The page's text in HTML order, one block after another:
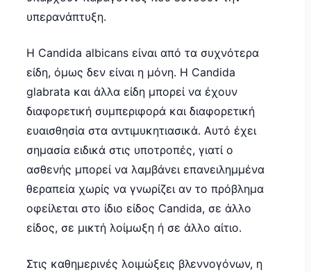
υπερανάπτυξη.
Η Candida albicans είναι από τα συχνότερα
είδη, όμως δεν είναι η μόνη. Η Candida
glabrata και άλλα είδη μπορεί να έχουν
διαφορετική συμπεριφορά και διαφορετική
ευαισθησία στα αντιμυκητιασικά. Αυτό έχει
σημασία ειδικά στις υποτροπές, γιατί ο
ασθενής μπορεί να λαμβάνει επανειλημμένα
θεραπεία χωρίς να γνωρίζει αν το πρόβλημα
οφείλεται στο ίδιο είδος Candida, σε άλλο
είδος, σε μικτή λοίμωξη ή σε άλλο αίτιο.
Στις καθημερινές λοιμώξεις βλεννογόνων, η